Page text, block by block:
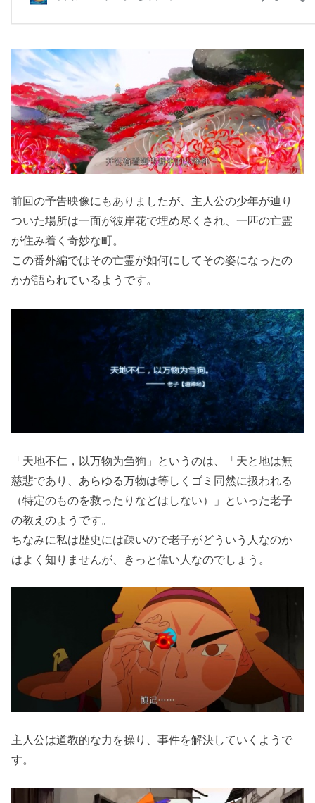
前回の予告映像にもありましたが、主人公の少年が辿り
ついた場所は一面が彼岸花で埋め尽くされ、一匹の亡霊
が住み着く奇妙な町。
この番外編ではその亡霊が如何にしてその姿になったの
かが語られているようです。
「天地不仁，以万物为刍狗」というのは、「天と地は無
慈悲であり、あらゆる万物は等しくゴミ同然に扱われる
（特定のものを救ったりなどはしない）」といった老子
の教えのようです。
ちなみに私は歴史には疎いので老子がどういう人なのか
はよく知りませんが、きっと偉い人なのでしょう。
主人公は道教的な力を操り、事件を解決していくようで
す。